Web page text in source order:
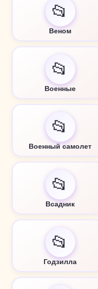
📂
Веном
📂
Военные
📂
Военный самолет
📂
Всадник
📂
Годзилла